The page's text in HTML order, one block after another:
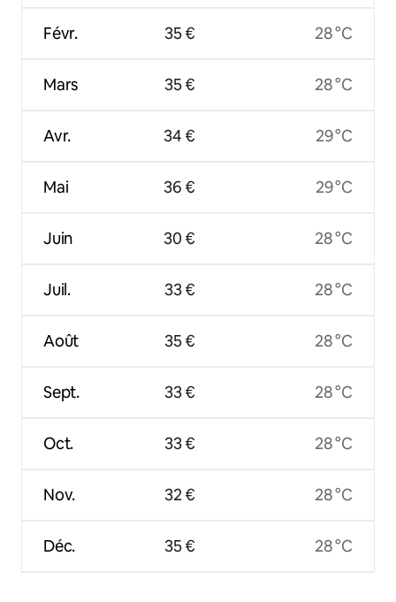
Févr.
Mars
Avr.
Mai
Juin
Juil.
Août
Sept.
Oct.
Nov.
Déc.
35 €
35 €
34 €
36 €
30 €
33 €
35 €
33 €
33 €
32 €
35 €
28 °C
28 °C
29 °C
29 °C
28 °C
28 °C
28 °C
28 °C
28 °C
28 °C
28 °C